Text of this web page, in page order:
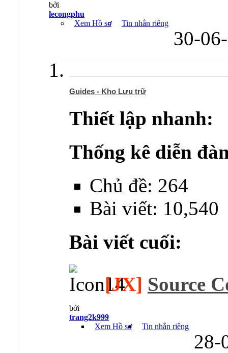
bởi
lecongphu
Xem Hồ sơ
Tin nhắn riêng
30-
Guides - Kho Lưu trữ
Thiết lập nhanh:
Thống kê diễn
Chủ đề: 264
Bài viết: 10,540
Bài viết cuối:
[JX] Source
bởi
trang2k999
Xem Hồ sơ
Tin nhắn riêng
28-